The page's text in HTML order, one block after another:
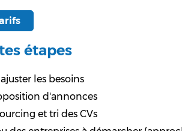
étapes
les besoins
d'annonces
et tri des CVs